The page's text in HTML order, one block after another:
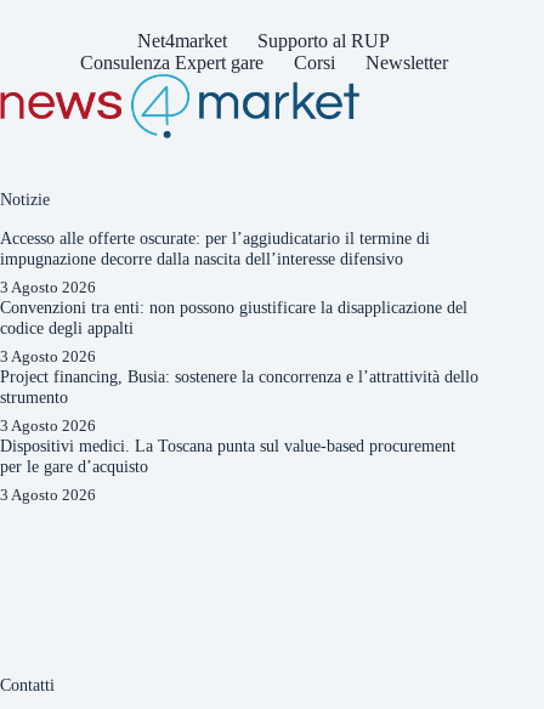
Net4market
Supporto al RUP
Consulenza Expert gare
Corsi Newsletter
Notizie
Accesso alle offerte oscurate: per l’aggiudicatario il termine di
impugnazione decorre dalla nascita dell’interesse difensivo
3 Agosto 2026
Convenzioni tra enti: non possono giustificare la disapplicazione del
codice degli appalti
3 Agosto 2026
Project financing, Busia: sostenere la concorrenza e l’attrattività dello
strumento
3 Agosto 2026
Dispositivi medici. La Toscana punta sul value-based procurement
per le gare d’acquisto
3 Agosto 2026
Contatti